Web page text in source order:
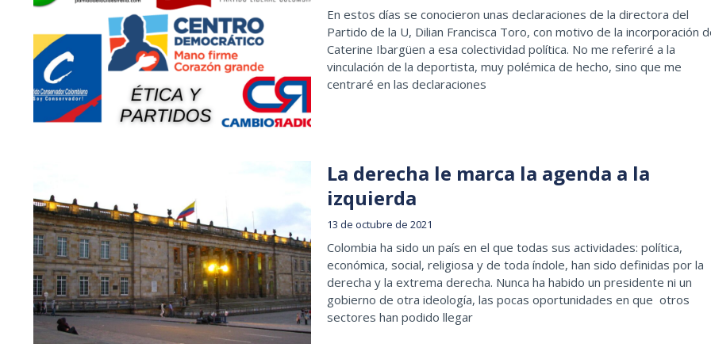
En estos días se conocieron unas declaraciones de la directora del
Partido de la U, Dilian Francisca Toro, con motivo de la incorporación
Caterine Ibargüen a esa colectividad política. No me referiré a la
vinculación de la deportista, muy polémica de hecho, sino que me
centraré en las declaraciones
La derecha le marca la agenda a la
izquierda
13 de octubre de 2021
Colombia ha sido un país en el que todas sus actividades: política,
económica, social, religiosa y de toda índole, han sido definidas por la
derecha y la extrema derecha. Nunca ha habido un presidente ni un
gobierno de otra ideología, las pocas oportunidades en que otros
sectores han podido llegar